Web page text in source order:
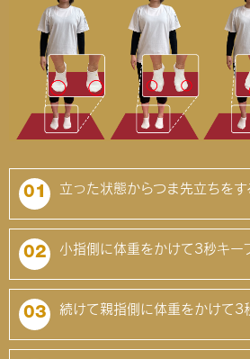
01 立った状態からつま先立ちをす
02 小指側に体重をかけて3秒キー
03 続けて親指側に体重をかけて3